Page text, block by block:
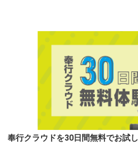
奉行クラウドを30日間無料でお試し